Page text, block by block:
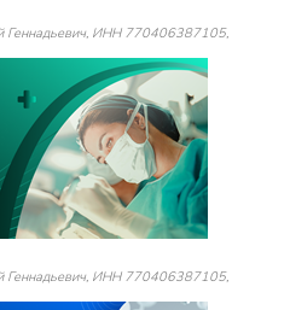
Геннадьевич, ИНН 770406387105,
Геннадьевич, ИНН 770406387105,